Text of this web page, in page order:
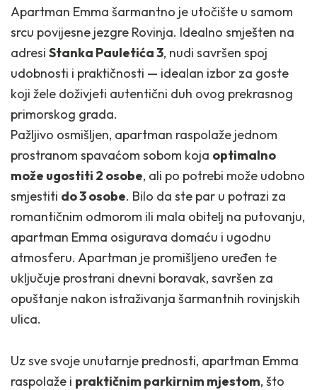
Apartman Emma šarmantno je utočište u samom
srcu povijesne jezgre Rovinja. Idealno smješten na
adresi Stanka Pauletića 3, nudi savršen spoj
udobnosti i praktičnosti — idealan izbor za goste
koji žele doživjeti autentični duh ovog prekrasnog
primorskog grada.
Pažljivo osmišljen, apartman raspolaže jednom
prostranom spavaćom sobom koja optimalno
može ugostiti 2 osobe, ali po potrebi može udobno
smjestiti do 3 osobe. Bilo da ste par u potrazi za
romantičnim odmorom ili mala obitelj na putovanju,
apartman Emma osigurava domaću i ugodnu
atmosferu. Apartman je promišljeno uređen te
uključuje prostrani dnevni boravak, savršen za
opuštanje nakon istraživanja šarmantnih rovinjskih
ulica.
Uz sve svoje unutarnje prednosti, apartman Emma
raspolaže i praktičnim parkirnim mjestom, što